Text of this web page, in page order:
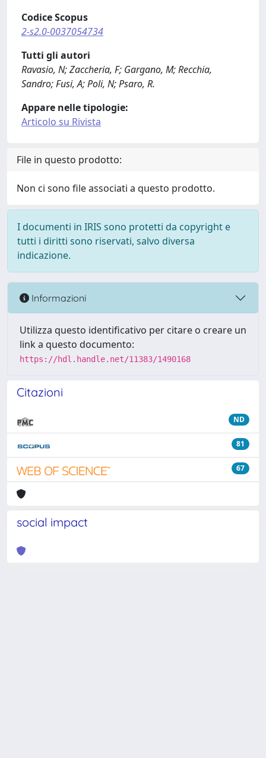
Codice Scopus
2-s2.0-0037054734
Tutti gli autori
Ravasio, N; Zaccheria, F; Gargano, M; Recchia,
Sandro; Fusi, A; Poli, N; Psaro, R.
Appare nelle tipologie:
Articolo su Rivista
File in questo prodotto:
Non ci sono file associati a questo prodotto.
I documenti in IRIS sono protetti da copyright e
tutti i diritti sono riservati, salvo diversa
indicazione.
Informazioni
Utilizza questo identificativo per citare o creare un
link a questo documento:
https://hdl.handle.net/11383/1490168
Citazioni
ND
81
67
social impact